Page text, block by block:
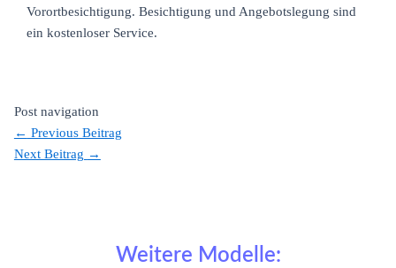
Vorortbesichtigung. Besichtigung und Angebotslegung sind
ein kostenloser Service.
Post navigation
← Previous Beitrag
Next Beitrag →
Weitere Modelle: